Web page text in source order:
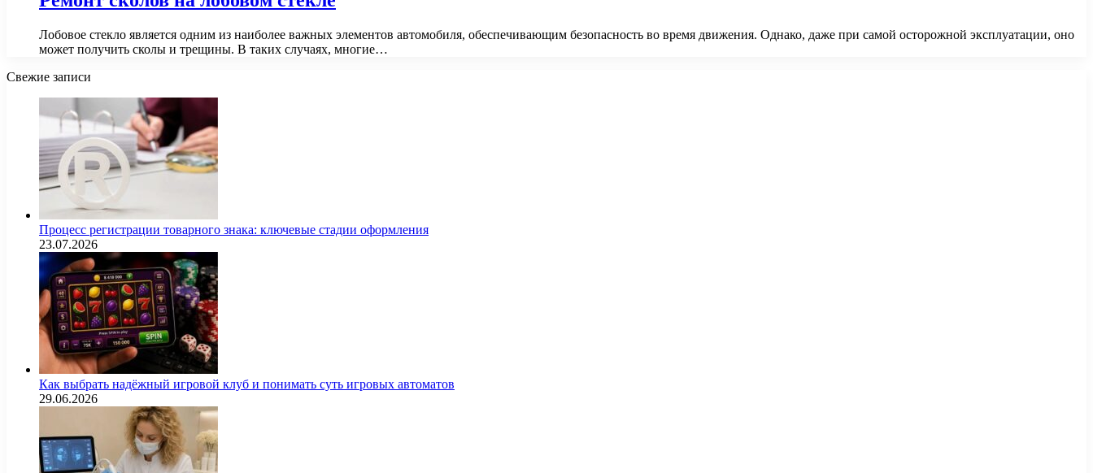
Лобовое стекло является одним из наиболее важных элементов автомобиля, обеспечивающим безопасность во время движения. Однако, даже при самой осторожной эксплуатации, оно
может получить сколы и трещины. В таких случаях, многие…
Свежие записи
Процесс регистрации товарного знака: ключевые стадии оформления
23.07.2026
Как выбрать надёжный игровой клуб и понимать суть игровых автоматов
29.06.2026